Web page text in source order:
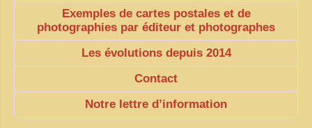
2026 PERI, VIÊT-CONG
VIETNAM
ALBUMS FAMILLE
Exemples de cartes postales et de
photographies par éditeur et photographes
Les évolutions depuis 2014
Contact
Notre lettre d’information